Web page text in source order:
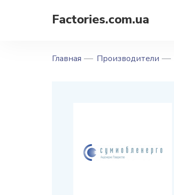
Factories.com.ua
Главная Производители